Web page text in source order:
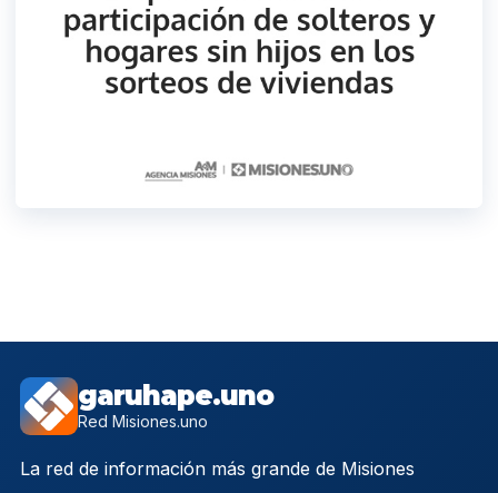
garuhape.uno
Red Misiones.uno
La red de información más grande de Misiones